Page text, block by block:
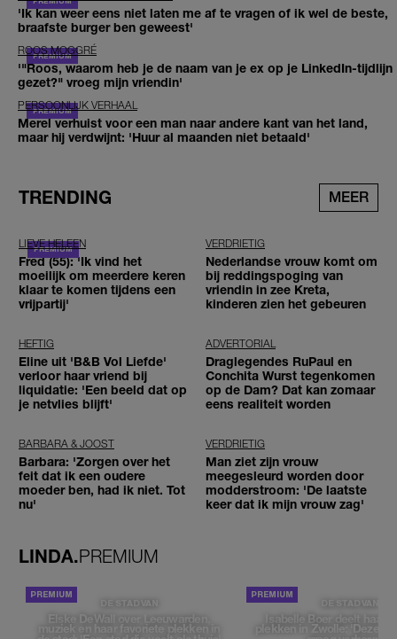
'Ik kan weer eens niet laten me af te vragen of ik wel de beste,
braafste burger ben geweest'
ROOS MOGGRÉ
'"Roos, waarom heb je de naam van je ex op je LinkedIn-tijdlijn
gezet?" vroeg mijn vriendin'
PERSOONLIJK VERHAAL
Merel verhuist voor een man naar andere kant van het land,
maar hij verdwijnt: 'Huur al maanden niet betaald'
TRENDING MEER
LIEVE HELEEN
Fred (55): 'Ik vind het
moeilijk om meerdere keren
klaar te komen tijdens een
vrijpartij'
VERDRIETIG
Nederlandse vrouw komt om
bij reddingspoging van
vriendin in zee Kreta,
kinderen zien het gebeuren
HEFTIG
Eline uit 'B&B Vol Liefde'
verloor haar vriend bij
liquidatie: 'Een beeld dat op
je netvlies blijft'
ADVERTORIAL
Draglegendes RuPaul en
Conchita Wurst tegenkomen
op de Dam? Dat kan zomaar
eens realiteit worden
BARBARA & JOOST
Barbara: 'Zorgen over het
feit dat ik een oudere
moeder ben, had ik niet. Tot
nu'
VERDRIETIG
Man ziet zijn vrouw
meegesleurd worden door
modderstroom: 'De laatste
keer dat ik mijn vrouw zag'
LINDA.PREMIUM
DE STAD VAN
Elske DeWall over Leeuwarden,
muziek en haar favoriete plekken in
DE STAD VAN
Isabelle Boer deelt haar
plekken in Zwolle: 'Deze